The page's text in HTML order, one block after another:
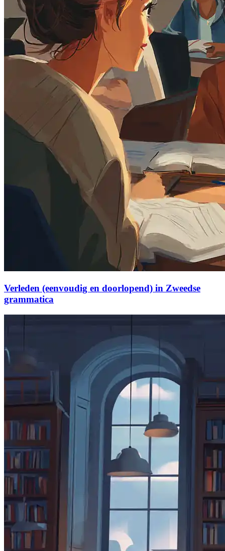
Verleden (eenvoudig en doorlopend) in Zweedse
grammatica